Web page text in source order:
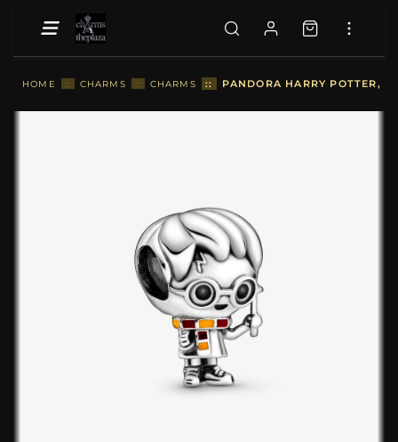
HOME :: CHARMS :: CHARMS :: PANDORA HARRY POTTER,